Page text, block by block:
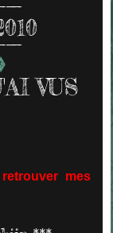
VUS
mes